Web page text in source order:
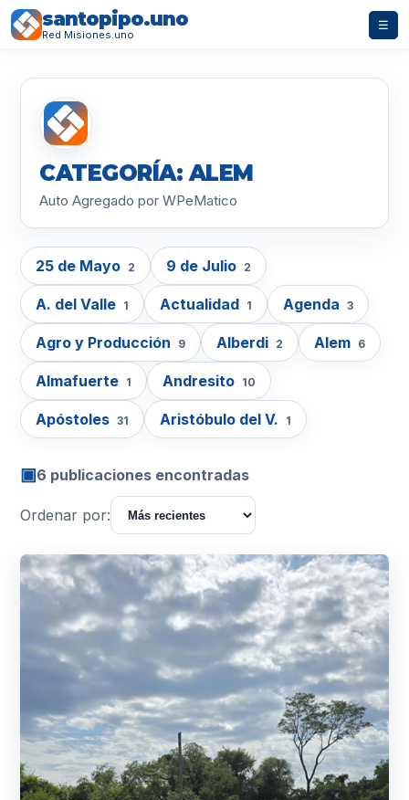
santopipo.uno
Red Misiones.uno
☰
CATEGORÍA: ALEM
Auto Agregado por WPeMatico
25 de Mayo 2 9 de Julio 2
A. del Valle 1 Actualidad 1 Agenda 3
Agro y Producción 9 Alberdi 2 Alem 6
Almafuerte 1 Andresito 10
Apóstoles 31 Aristóbulo del V. 1
▣6 publicaciones encontradas
Ordenar por: